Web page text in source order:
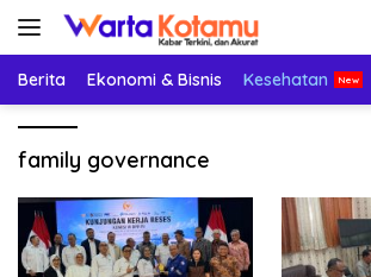
Langsung
Berita Ekonomi & Bisnis Kesehatan
family governance